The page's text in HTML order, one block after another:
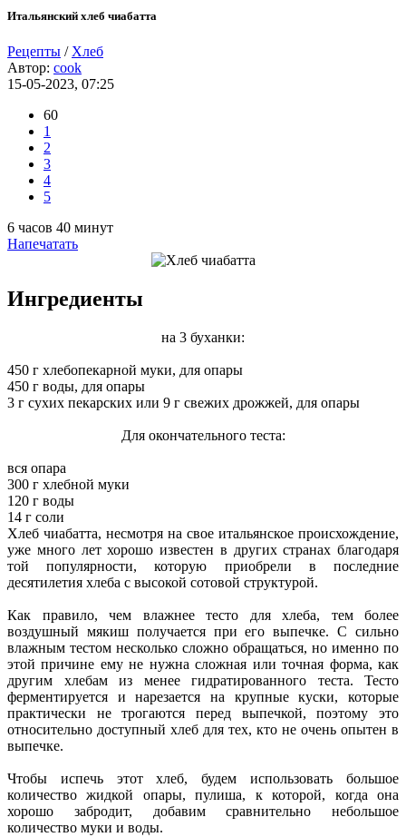
Итальянский хлеб чиабатта
Рецепты / Хлеб
Автор: cook
15-05-2023, 07:25
60
1
2
3
4
5
6 часов 40 минут
Напечатать
Ингредиенты
на 3 буханки:
450 г хлебопекарной муки, для опары
450 г воды, для опары
3 г сухих пекарских или 9 г свежих дрожжей, для опары
Для окончательного теста:
вся опара
300 г хлебной муки
120 г воды
14 г соли
Хлеб чиабатта, несмотря на свое итальянское происхождение,
уже много лет хорошо известен в других странах благодаря
той популярности, которую приобрели в последние
десятилетия хлеба с высокой сотовой структурой.
Как правило, чем влажнее тесто для хлеба, тем более
воздушный мякиш получается при его выпечке. С сильно
влажным тестом несколько сложно обращаться, но именно по
этой причине ему не нужна сложная или точная форма, как
другим хлебам из менее гидратированного теста. Тесто
ферментируется и нарезается на крупные куски, которые
практически не трогаются перед выпечкой, поэтому это
относительно доступный хлеб для тех, кто не очень опытен в
выпечке.
Чтобы испечь этот хлеб, будем использовать большое
количество жидкой опары, пулиша, к которой, когда она
хорошо забродит, добавим сравнительно небольшое
количество муки и воды.